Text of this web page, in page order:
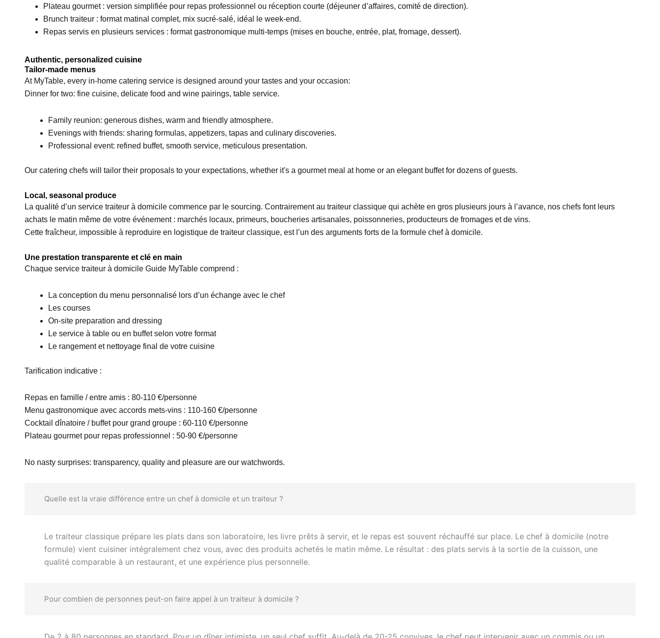
Plateau gourmet : version simplifiée pour repas professionnel ou réception courte (déjeuner d’affaires, comité de direction).
Brunch traiteur : format matinal complet, mix sucré-salé, idéal le week-end.
Repas servis en plusieurs services : format gastronomique multi-temps (mises en bouche, entrée, plat, fromage, dessert).
Authentic, personalized cuisine
Tailor-made menus
At MyTable, every in-home catering service is designed around your tastes and your occasion:
Dinner for two: fine cuisine, delicate food and wine pairings, table service.
Family reunion: generous dishes, warm and friendly atmosphere.
Evenings with friends: sharing formulas, appetizers, tapas and culinary discoveries.
Professional event: refined buffet, smooth service, meticulous presentation.
Our catering chefs will tailor their proposals to your expectations, whether it's a gourmet meal at home or an elegant buffet for dozens of guests.
Local, seasonal produce
La qualité d’un service traiteur à domicile commence par le sourcing. Contrairement au traiteur classique qui achète en gros plusieurs jours à l’avance, nos chefs font leurs
achats le matin même de votre événement : marchés locaux, primeurs, boucheries artisanales, poissonneries, producteurs de fromages et de vins.
Cette fraîcheur, impossible à reproduire en logistique de traiteur classique, est l’un des arguments forts de la formule chef à domicile.
Une prestation transparente et clé en main
Chaque service traiteur à domicile Guide MyTable comprend :
La conception du menu personnalisé lors d’un échange avec le chef
Les courses
On-site preparation and dressing
Le service à table ou en buffet selon votre format
Le rangement et nettoyage final de votre cuisine
Tarification indicative :
Repas en famille / entre amis : 80-110 €/personne
Menu gastronomique avec accords mets-vins : 110-160 €/personne
Cocktail dînatoire / buffet pour grand groupe : 60-110 €/personne
Plateau gourmet pour repas professionnel : 50-90 €/personne
No nasty surprises: transparency, quality and pleasure are our watchwords.
Quelle est la vraie différence entre un chef à domicile et un traiteur ?
Le traiteur classique prépare les plats dans son laboratoire, les livre prêts à servir, et le repas est souvent réchauffé sur place. Le chef à domicile (notre
formule) vient cuisiner intégralement chez vous, avec des produits achetés le matin même. Le résultat : des plats servis à la sortie de la cuisson, une
qualité comparable à un restaurant, et une expérience plus personnelle.
Pour combien de personnes peut-on faire appel à un traiteur à domicile ?